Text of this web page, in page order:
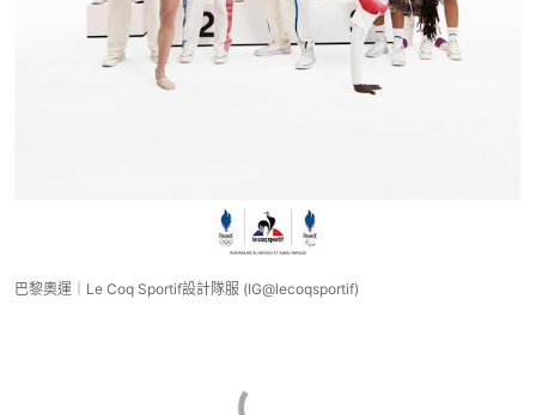
巴黎奧運｜Le Coq Sportif設計隊服 (IG@lecoqsportif)